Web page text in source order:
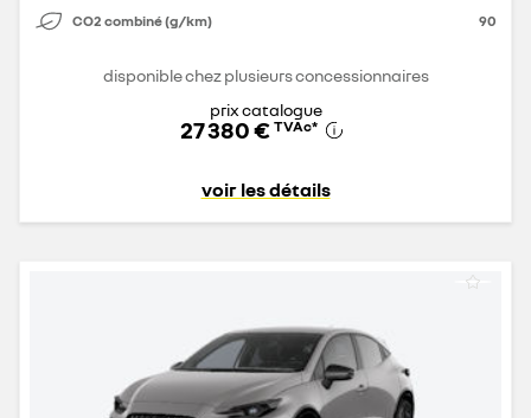
CO2 combiné (g/km) 90
disponible chez plusieurs concessionnaires
prix catalogue
27 380 € TVAc*
voir les détails